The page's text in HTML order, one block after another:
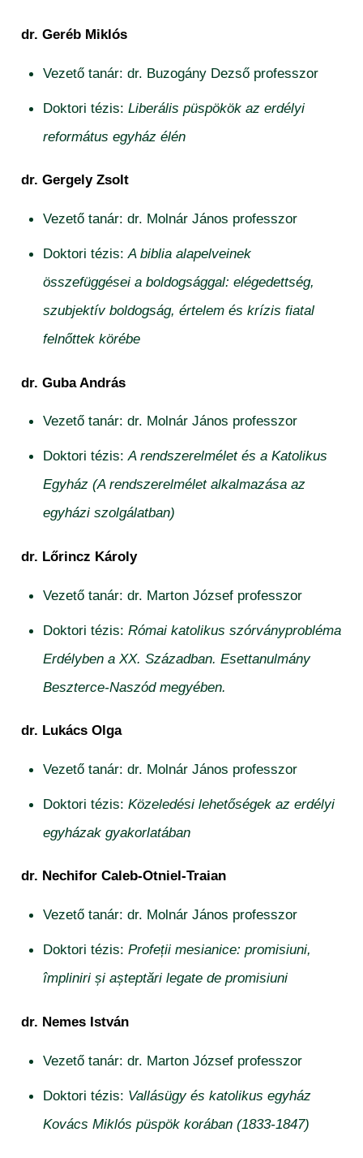
dr. Geréb Miklós
Vezető tanár: dr. Buzogány Dezső professzor
Doktori tézis:Liberális püspökök az erdélyi
református egyház élén
dr. Gergely Zsolt
Vezető tanár: dr. Molnár János professzor
Doktori tézis:A biblia alapelveinek
összefüggései a boldogsággal: elégedettség,
szubjektív boldogság, értelem és krízis fiatal
felnőttek körébe
dr. Guba András
Vezető tanár: dr. Molnár János professzor
Doktori tézis:A rendszerelmélet és a Katolikus
Egyház (A rendszerelmélet alkalmazása az
egyházi szolgálatban)
dr. Lőrincz Károly
Vezető tanár: dr. Marton József professzor
Doktori tézis:Római katolikus szórványprobléma
Erdélyben a XX. Században. Esettanulmány
Beszterce-Naszód megyében.
dr. Lukács Olga
Vezető tanár: dr. Molnár János professzor
Doktori tézis:Közeledési lehetőségek az erdélyi
egyházak gyakorlatában
dr. Nechifor Caleb-Otniel-Traian
Vezető tanár: dr. Molnár János professzor
Doktori tézis:Profeții mesianice: promisiuni,
împliniri și așteptări legate de promisiuni
dr. Nemes István
Vezető tanár: dr. Marton József professzor
Doktori tézis: Vallásügy és katolikus egyház
Kovács Miklós püspök korában (1833-1847)